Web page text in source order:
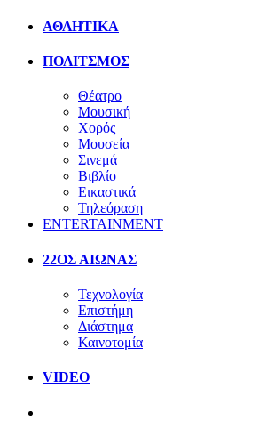
ΑΘΛΗΤΙΚΑ
ΠΟΛΙΤΣΜΟΣ
Θέατρο
Μουσική
Χορός
Μουσεία
Σινεμά
Βιβλίο
Εικαστικά
Τηλεόραση
ENTERTAINMENT
22ΟΣ ΑΙΩΝΑΣ
Τεχνολογία
Επιστήμη
Διάστημα
Καινοτομία
VIDEO